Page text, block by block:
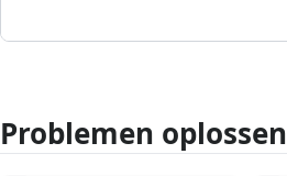
Problemen oplossen